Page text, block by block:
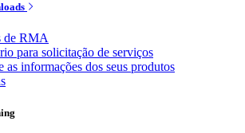
de RMA
para solicitação de serviços
as informações dos seus produtos